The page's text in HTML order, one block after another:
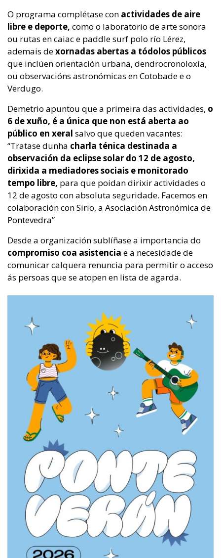
O programa complétase con actividades de aire
libre e deporte, como o laboratorio de arte sonora
ou rutas en caiac e paddle surf polo río Lérez,
ademais dexornadas abertas a tódolos públicos
que inclúen orientación urbana, dendrocronoloxía,
ou observacións astronómicas en Cotobade e o
Verdugo.
Demetrio apuntou que a primeira das actividades, o
6 de xuño, é a única que non está aberta ao
público en xeral salvo que queden vacantes:
“Tratase dunha charla ténica destinada a
observación da eclipse solar do 12 de agosto,
dirixida a mediadores sociais e monitorado
tempo libre, para que poidan dirixir actividades o
12 de agosto con absoluta seguridade. Facemos en
colaboración con Sirio, a Asociación Astronómica de
Pontevedra”
Desde a organización sublíñase a importancia do
compromiso coa asistencia e a necesidade de
comunicar calquera renuncia para permitir o acceso
ás persoas que se atopen en lista de agarda.